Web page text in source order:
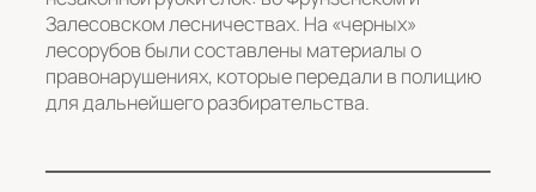
Залесовском лесничествах. На «черных»
лесорубов были составлены материалы о
правонарушениях, которые передали в полицию
для дальнейшего разбирательства.